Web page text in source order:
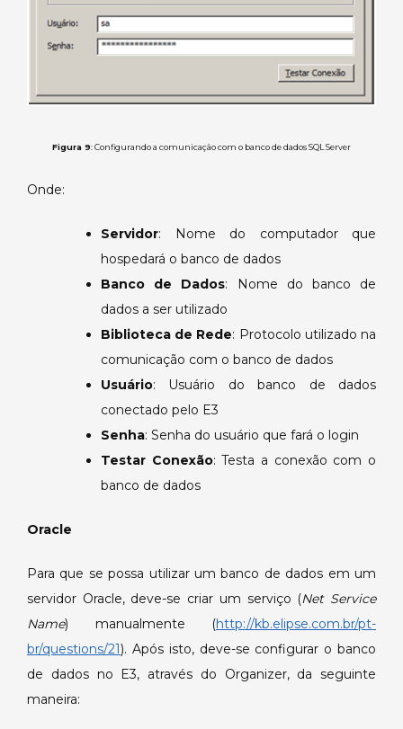
Figura 9: Configurando a comunicação com o banco de dados SQL Server
Onde:
Servidor: Nome do computador que
hospedará o banco de dados
Banco de Dados: Nome do banco de
dados a ser utilizado
Biblioteca de Rede: Protocolo utilizado na
comunicação com o banco de dados
Usuário: Usuário do banco de dados
conectado pelo E3
Senha: Senha do usuário que fará o login
Testar Conexão: Testa a conexão com o
banco de dados
Oracle
Para que se possa utilizar um banco de dados em um
servidor Oracle, deve-se criar um serviço (Net Service
Name) manualmente (http://kb.elipse.com.br/pt-
br/questions/21). Após isto, deve-se configurar o banco
de dados no E3, através do Organizer, da seguinte
maneira: